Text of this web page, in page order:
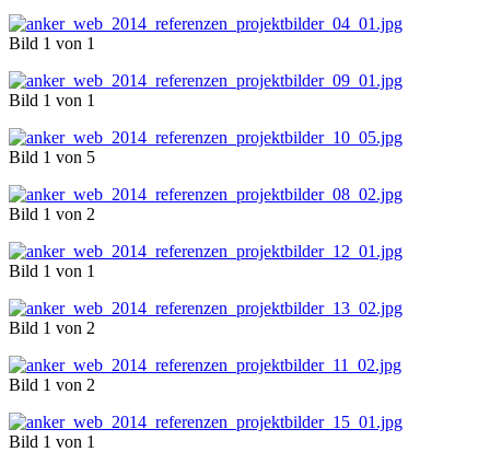
Bild 1 von 1
Bild 1 von 1
Bild 1 von 5
Bild 1 von 2
Bild 1 von 1
Bild 1 von 2
Bild 1 von 2
Bild 1 von 1